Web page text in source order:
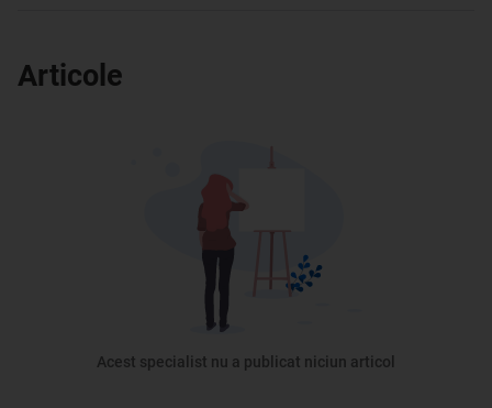
Articole
Acest specialist nu a publicat niciun articol